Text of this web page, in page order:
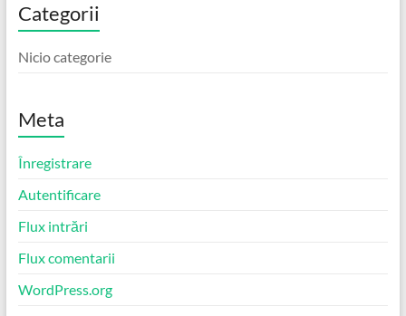
Categorii
Nicio categorie
Meta
Înregistrare
Autentificare
Flux intrări
Flux comentarii
WordPress.org